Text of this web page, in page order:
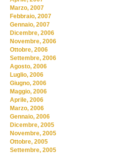
Marzo, 2007
Febbraio, 2007
Gennaio, 2007
Dicembre, 2006
Novembre, 2006
Ottobre, 2006
Settembre, 2006
Agosto, 2006
Luglio, 2006
Giugno, 2006
Maggio, 2006
Aprile, 2006
Marzo, 2006
Gennaio, 2006
Dicembre, 2005
Novembre, 2005
Ottobre, 2005
Settembre, 2005